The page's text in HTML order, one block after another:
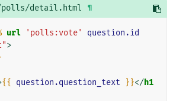
polls/detail.html ¶
url 'polls:vote'
question.id
>
{{ question.question_text }}</h1